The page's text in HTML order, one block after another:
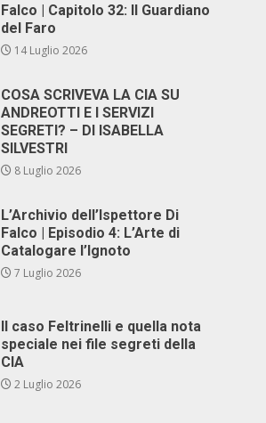
Falco | Capitolo 32: Il Guardiano
del Faro
14 Luglio 2026
COSA SCRIVEVA LA CIA SU
ANDREOTTI E I SERVIZI
SEGRETI? – DI ISABELLA
SILVESTRI
8 Luglio 2026
L’Archivio dell’Ispettore Di
Falco | Episodio 4: L’Arte di
Catalogare l’Ignoto
7 Luglio 2026
Il caso Feltrinelli e quella nota
speciale nei file segreti della
CIA
2 Luglio 2026